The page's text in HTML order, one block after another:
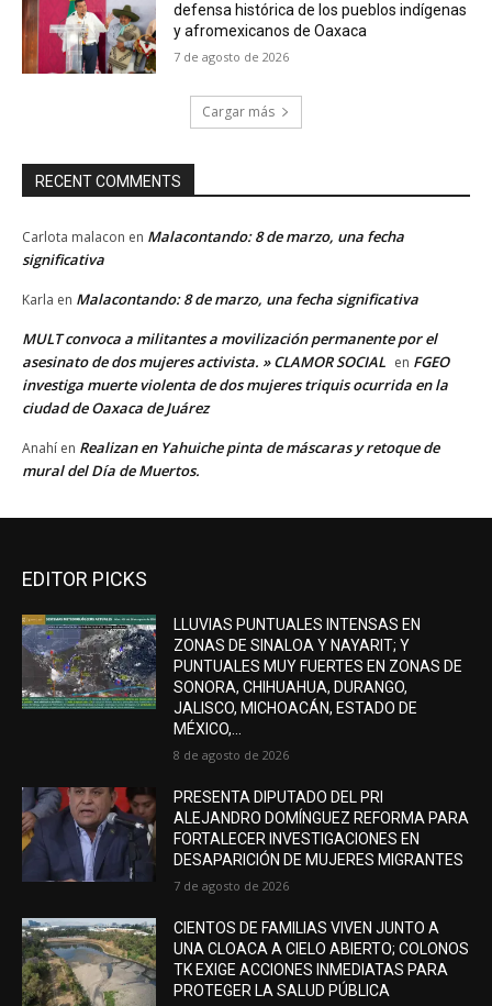
defensa histórica de los pueblos indígenas
y afromexicanos de Oaxaca
7 de agosto de 2026
Cargar más
RECENT COMMENTS
Carlota malacon en Malacontando: 8 de marzo, una fecha
significativa
Karla en Malacontando: 8 de marzo, una fecha significativa
MULT convoca a militantes a movilización permanente por el
asesinato de dos mujeres activista. » CLAMOR SOCIAL en FGEO
investiga muerte violenta de dos mujeres triquis ocurrida en la
ciudad de Oaxaca de Juárez
Anahí en Realizan en Yahuiche pinta de máscaras y retoque de
mural del Día de Muertos.
EDITOR PICKS
LLUVIAS PUNTUALES INTENSAS EN
ZONAS DE SINALOA Y NAYARIT; Y
PUNTUALES MUY FUERTES EN ZONAS DE
SONORA, CHIHUAHUA, DURANGO,
JALISCO, MICHOACÁN, ESTADO DE
MÉXICO,...
8 de agosto de 2026
PRESENTA DIPUTADO DEL PRI
ALEJANDRO DOMÍNGUEZ REFORMA PARA
FORTALECER INVESTIGACIONES EN
DESAPARICIÓN DE MUJERES MIGRANTES
7 de agosto de 2026
CIENTOS DE FAMILIAS VIVEN JUNTO A
UNA CLOACA A CIELO ABIERTO; COLONOS
TK EXIGE ACCIONES INMEDIATAS PARA
PROTEGER LA SALUD PÚBLICA